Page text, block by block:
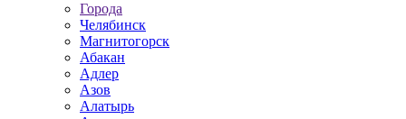
Города
Челябинск
Магнитогорск
Абакан
Адлер
Азов
Алатырь